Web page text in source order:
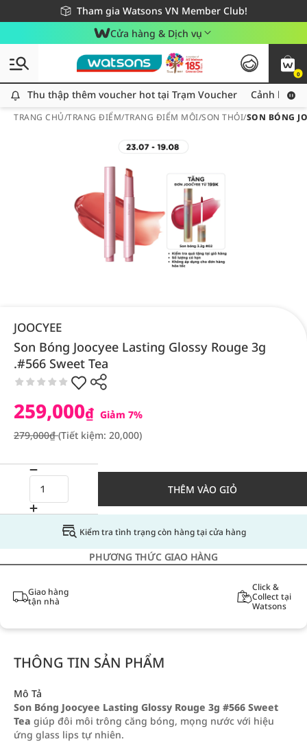
Tham gia Watsons VN Member Club!
Miễn phí giao hàng cho đơn hàng từ 249,000Đ
Giao hàng nhanh 24h - Áp dụng khu vực TP. Hồ Chí Minh
Cửa hàng & Dịch vụ
0
Thu thập thêm voucher hot tại Trạm Voucher
Thu thập thêm voucher hot tại Trạm Voucher Cảnh báo
TRANG CHỦ/TRANG ĐIỂM/TRANG ĐIỂM MÔI/SON THỎI/SON BÓNG
JOOCYEE
Son Bóng Joocyee Lasting Glossy Rouge 3g
.#566 Sweet Tea
259,000₫ Giảm 7%
279,000₫(Tiết kiệm: 20,000)
THÊM VÀO GIỎ
Kiểm tra tình trạng còn hàng tại cửa hàng
PHƯƠNG THỨC GIAO HÀNG
Giao hàng
tận nhà
Click &
Collect tại
Watsons
THÔNG TIN SẢN PHẨM
Mô Tả
Son Bóng Joocyee Lasting Glossy Rouge 3g #566 Sweet
Tea giúp đôi môi trông căng bóng, mọng nước với hiệu
ứng glass lips tự nhiên.